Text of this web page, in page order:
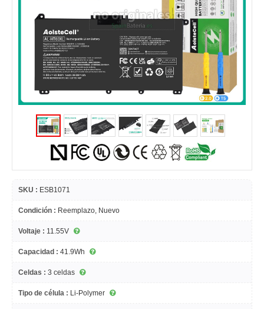
SKU : ESB1071
Condición : Reemplazo, Nuevo
Voltaje : 11.55V
Capacidad : 41.9Wh
Celdas : 3 celdas
Tipo de célula : Li-Polymer